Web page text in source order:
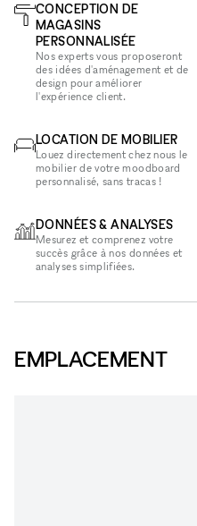
CONCEPTION DE
MAGASINS
PERSONNALISÉE
Nos experts vous proposeront
des idées d'aménagement et de
design pour améliorer
l'expérience client.
LOCATION DE MOBILIER
Louez directement chez nous le
mobilier de votre moodboard
personnalisé, sans tracas !
DONNÉES & ANALYSES
Mesurez et comprenez votre
succès grâce à nos données et
analyses simplifiées.
EMPLACEMENT